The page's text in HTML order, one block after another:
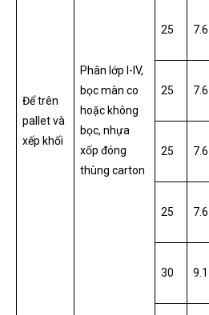
Để trên
pallet và
xếp khối
Phân lớp I-IV,
bọc màn co
hoặc không
bọc, nhựa
xốp đóng
thùng carton
25 7.6
25 7.6
25 7.6
25 7.6
30 9.1